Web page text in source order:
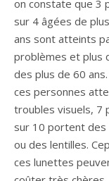
on constate que 3
sur 4 âgées de
ans sont atteints
problèmes et plus
des plus de 60
ces personnes
troubles visuels, 7
sur 10 portent des
ou des lentilles.
ces lunettes